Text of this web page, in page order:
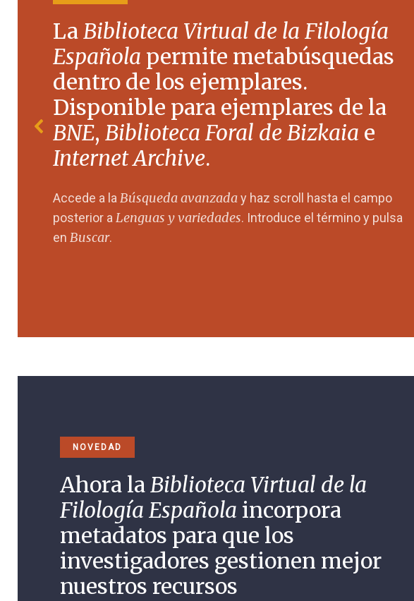
LaBiblioteca Virtual de la Filología
Española permite metabúsquedas
dentro de los ejemplares.
Disponible para ejemplares de la
BNE, Biblioteca Foral de Bizkaia e
Internet Archive.
Accede a laBúsqueda avanzaday haz scroll hasta el campo
posterior aLenguas y variedades. Introduce el término y pulsa
en Buscar.
NOVEDAD
Ahora laBiblioteca Virtual de la
Filología Española incorpora
metadatos para que los
investigadores gestionen mejor
nuestros recursos